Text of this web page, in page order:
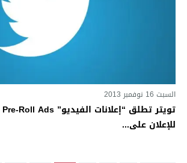
السبت 16 نوفمبر 2013
للإعلان على...